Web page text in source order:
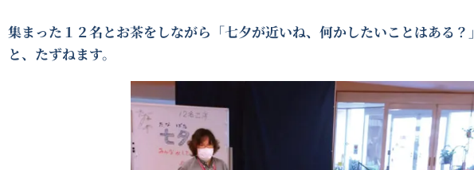
集まった１２名とお茶をしながら「七夕が近いね、何かしたいことはある？」
と、たずねます。